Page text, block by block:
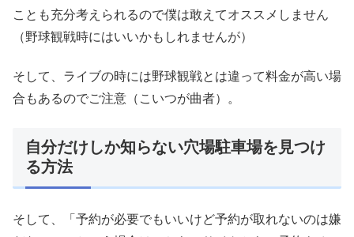
ことも充分考えられるので僕は敢えてオススメしません
（野球観戦時にはいいかもしれませんが）
そして、ライブの時には野球観戦とは違って料金が高い場
合もあるのでご注意（こいつが曲者）。
自分だけしか知らない穴場駐車場を見つけ
る方法
そして、「予約が必要でもいいけど予約が取れないのは嫌